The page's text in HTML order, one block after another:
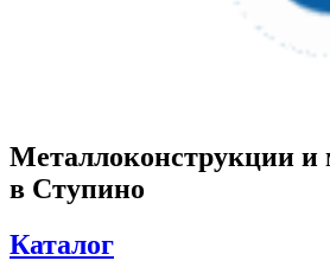
Металлоконструкции и
в Ступино
Каталог